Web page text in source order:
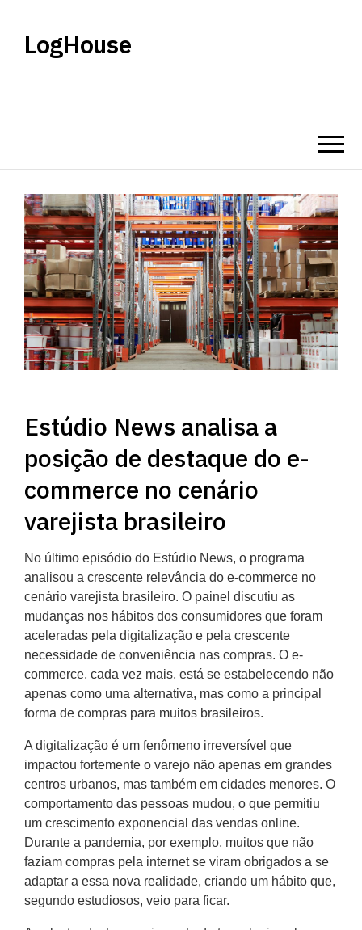
LogHouse
Estúdio News analisa a
posição de destaque do e-
commerce no cenário
varejista brasileiro
No último episódio do Estúdio News, o programa
analisou a crescente relevância do e-commerce no
cenário varejista brasileiro. O painel discutiu as
mudanças nos hábitos dos consumidores que foram
aceleradas pela digitalização e pela crescente
necessidade de conveniência nas compras. O e-
commerce, cada vez mais, está se estabelecendo não
apenas como uma alternativa, mas como a principal
forma de compras para muitos brasileiros.
A digitalização é um fenômeno irreversível que
impactou fortemente o varejo não apenas em grandes
centros urbanos, mas também em cidades menores. O
comportamento das pessoas mudou, o que permitiu
um crescimento exponencial das vendas online.
Durante a pandemia, por exemplo, muitos que não
faziam compras pela internet se viram obrigados a se
adaptar a essa nova realidade, criando um hábito que,
segundo estudiosos, veio para ficar.